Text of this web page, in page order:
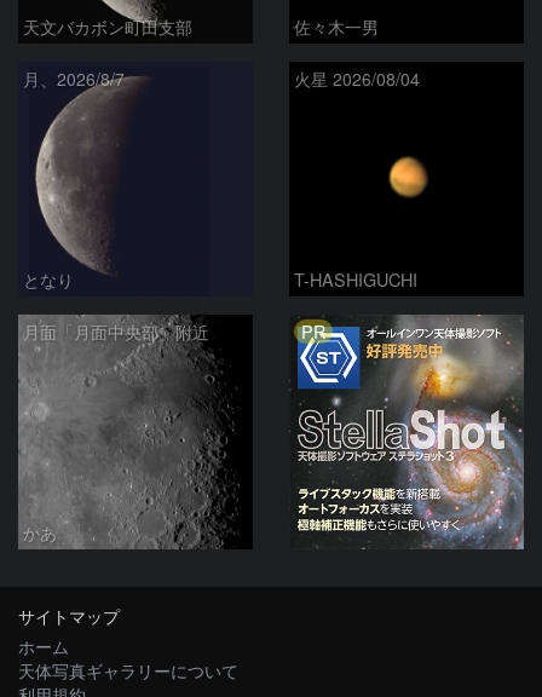
天文バカボン町田支部 佐々木一男
月、2026/8/7
となり
火星 2026/08/04
T-HASHIGUCHI
月面「月面中央部」附近
かあ
PR
サイトマップ
ホーム
天体写真ギャラリーについて